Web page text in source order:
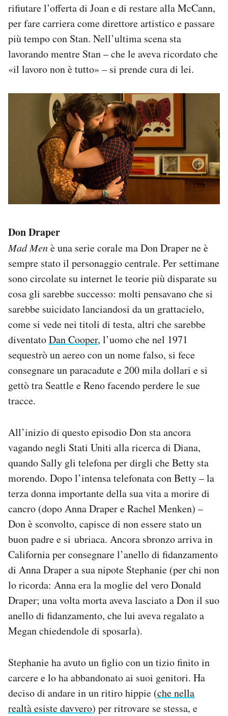
rifiutare l’offerta di Joan e di restare alla McCann,
per fare carriera come direttore artistico e passare
più tempo con Stan. Nell’ultima scena sta
lavorando mentre Stan – che le aveva ricordato che
«il lavoro non è tutto» – si prende cura di lei.
Don Draper
Mad Menè una serie corale ma Don Draper ne è
sempre stato il personaggio centrale. Per settimane
sono circolate su internet le teorie più disparate su
cosa gli sarebbe successo: molti pensavano che si
sarebbe suicidato lanciandosi da un grattacielo,
come si vede nei titoli di testa, altri che sarebbe
diventatoDan Cooper, l’uomo che nel 1971
sequestrò un aereo con un nome falso, si fece
consegnare un paracadute e 200 mila dollari e si
gettò tra Seattle e Reno facendo perdere le sue
tracce.
All’inizio di questo episodio Don sta ancora
vagando negli Stati Uniti alla ricerca di Diana,
quando Sally gli telefona per dirgli che Betty sta
morendo. Dopo l’intensa telefonata con Betty – la
terza donna importante della sua vita a morire di
cancro (dopo Anna Draper e Rachel Menken) –
Don è sconvolto, capisce di non essere stato un
buon padre e si ubriaca. Ancora sbronzo arriva in
California per consegnare l’anello di fidanzamento
di Anna Draper a sua nipote Stephanie (per chi non
lo ricorda: Anna era la moglie del vero Donald
Draper; una volta morta aveva lasciato a Don il suo
anello di fidanzamento, che lui aveva regalato a
Megan chiedendole di sposarla).
Stephanie ha avuto un figlio con un tizio finito in
carcere e lo ha abbandonato ai suoi genitori. Ha
deciso di andare in un ritiro hippie (che nella
realtà esiste davvero) per ritrovare se stessa, e